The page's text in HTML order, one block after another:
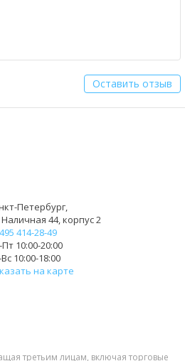
Оставить отзыв
Петербург,
Наличная 44, корпус 2
414-28-49
10:00-20:00
10:00-18:00
на карте
третьим лицам, включая торговые